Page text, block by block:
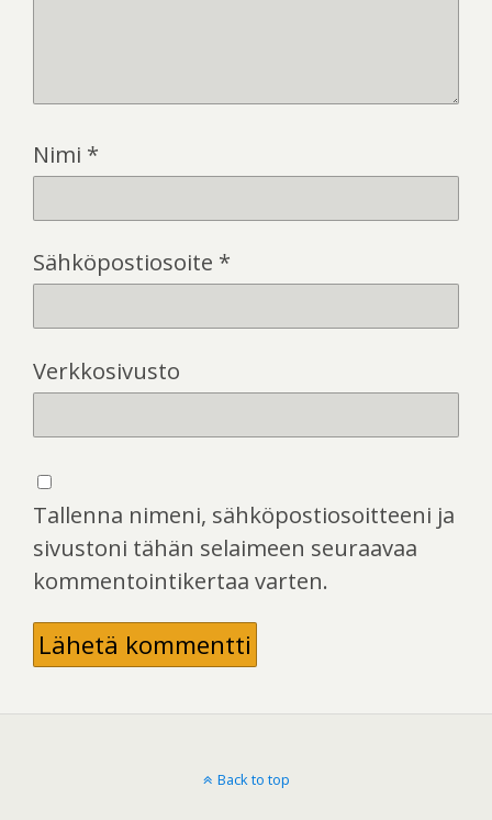
Nimi *
Sähköpostiosoite *
Verkkosivusto
Tallenna nimeni, sähköpostiosoitteeni ja
sivustoni tähän selaimeen seuraavaa
kommentointikertaa varten.
Back to top